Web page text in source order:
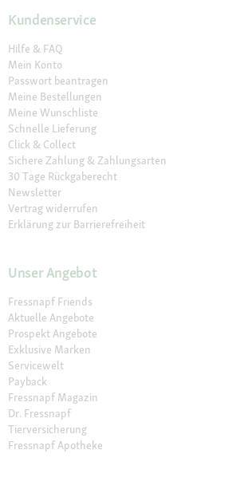
Kundenservice
Hilfe & FAQ
Mein Konto
Passwort beantragen
Meine Bestellungen
Meine Wunschliste
Schnelle Lieferung
Click & Collect
Sichere Zahlung & Zahlungsarten
30 Tage Rückgaberecht
Newsletter
Vertrag widerrufen
Erklärung zur Barrierefreiheit
Unser Angebot
Fressnapf Friends
Aktuelle Angebote
Prospekt Angebote
Exklusive Marken
Servicewelt
Payback
Fressnapf Magazin
Dr. Fressnapf
Tierversicherung
Fressnapf Apotheke